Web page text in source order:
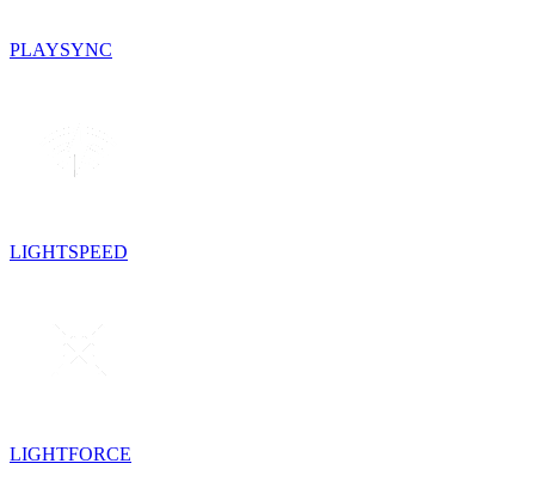
PLAYSYNC
LIGHTSPEED
LIGHTFORCE